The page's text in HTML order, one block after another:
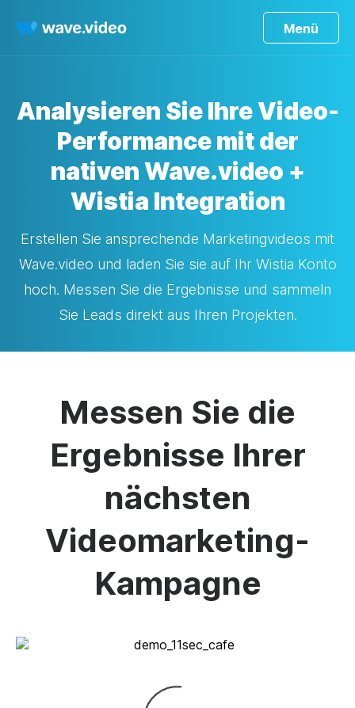
Menü
Analysieren Sie Ihre Video-
Performance mit der
nativen Wave.video +
Wistia Integration
Erstellen Sie ansprechende Marketingvideos mit
Wave.video und laden Sie sie auf Ihr Wistia Konto
hoch. Messen Sie die Ergebnisse und sammeln
Sie Leads direkt aus Ihren Projekten.
Messen Sie die
Ergebnisse Ihrer
nächsten
Videomarketing-
Kampagne